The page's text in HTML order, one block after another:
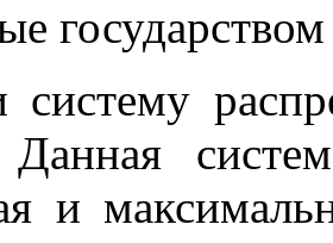
систему
Данная
и